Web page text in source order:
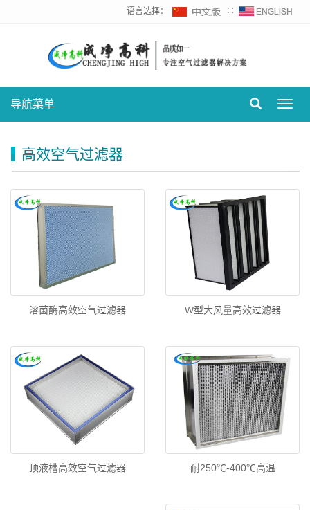
语言选择： ∷
导航菜单
高效空气过滤器
溶菌酶高效空气过滤器 W型大风量高效过滤器
顶液槽高效空气过滤器 耐250℃-400℃高温